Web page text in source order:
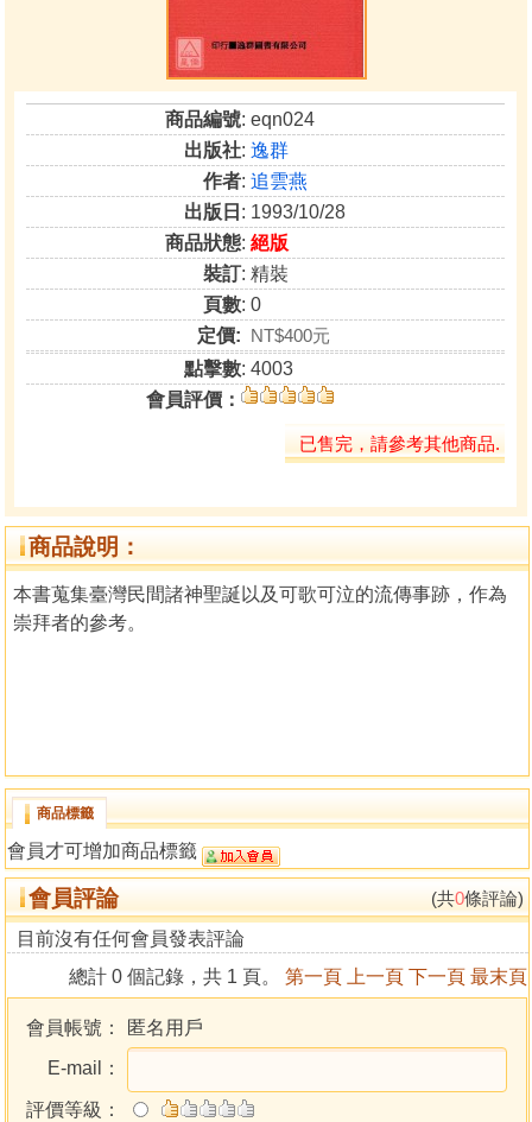
商品編號: eqn024
出版社:逸群
作者:追雲燕
出版日 : 1993/10/28
商品狀態:絕版
裝訂: 精裝
頁數: 0
定價: NT$400元
點擊數: 4003
會員評價：
已售完，請參考其他商品.
商品說明：
本書蒐集臺灣民間諸神聖誕以及可歌可泣的流傳事跡，作為
崇拜者的參考。
商品標籤
會員才可增加商品標籤
會員評論 (共0條評論)
目前沒有任何會員發表評論
總計 0 個記錄，共 1 頁。 第一頁 上一頁 下一頁 最末頁
會員帳號：
匿名用戶
E-mail：
評價等級：